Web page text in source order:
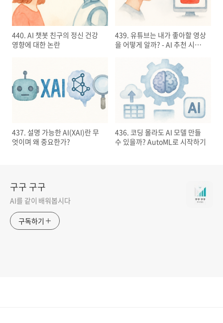
440. AI 챗봇 친구의 정신 건강
영향에 대한 논란
439. 유튜브는 내가 좋아할 영상
을 어떻게 알까? - AI 추천 시스
437. 설명 가능한 AI(XAI)란 무
엇이며 왜 중요한가?
436. 코딩 몰라도 AI 모델 만들
수 있을까? AutoML로 시작하기
구구 구구
AI를 같이 배워봅시다
구독하기